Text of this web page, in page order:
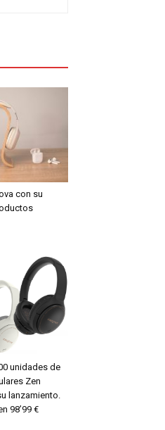
con su
unidades de
Zen
lanzamiento.
98’99 €